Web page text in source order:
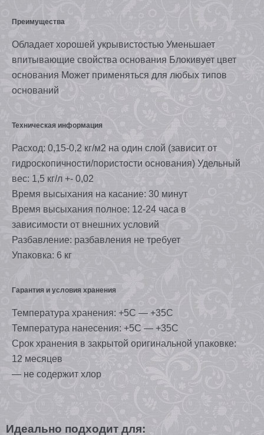
Преимущества
Обладает хорошей укрывистостью Уменьшает
впитывающие свойства основания Блокивует цвет
основания Может применяться для любых типов
оснований
Техническая информация
Расход: 0,15-0,2 кг/м2 на один слой (зависит от
гидроскопичности/пористости основания) Удельный
вес: 1,5 кг/л +- 0,02
Время высыхания на касание: 30 минут
Время высыхания полное: 12-24 часа в
зависимости от внешних условий
Разбавление: разбавления не требует
Упаковка: 6 кг
Гарантия и условия хранения
Температура хранения: +5C — +35C
Температура нанесения: +5C — +35C
Срок хранения в закрытой оригинальной упаковке:
12 месяцев
— не содержит хлор
Идеально подходит для: